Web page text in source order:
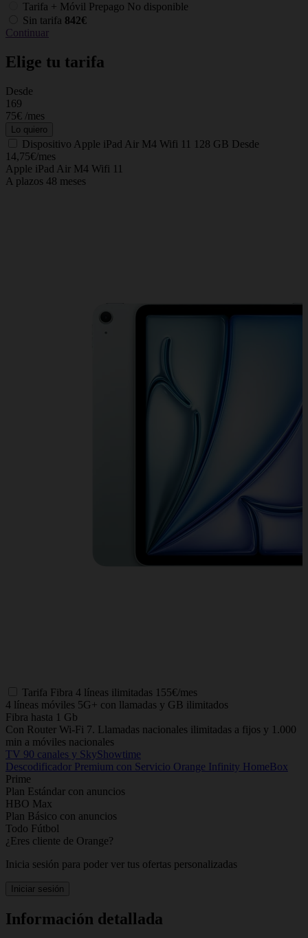
Tarifa + Móvil Prepago No disponible
Sin tarifa 842€
Continuar
Elige tu tarifa
Desde
169
75€ /mes
Lo quiero
Dispositivo Apple iPad Air M4 Wifi 11 128 GB Desde
14,75€/mes
Apple iPad Air M4 Wifi 11
A plazos 48 meses
Tarifa Fibra 4 líneas ilimitadas 155€/mes
4 líneas móviles 5G+ con llamadas y GB ilimitados
Fibra hasta 1 Gb
Con Router Wi-Fi 7. Llamadas nacionales ilimitadas a fijos y 1.000
min a móviles nacionales
TV 90 canales y SkyShowtime
Descodificador Premium con Servicio Orange Infinity HomeBox
Prime
Plan Estándar con anuncios
HBO Max
Plan Básico con anuncios
Todo Fútbol
¿Eres cliente de Orange?
Inicia sesión para poder ver tus ofertas personalizadas
Iniciar sesión
Información detallada